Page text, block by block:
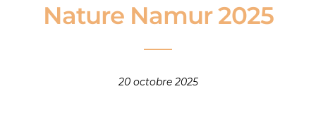
Nature Namur 2025
20 octobre 2025